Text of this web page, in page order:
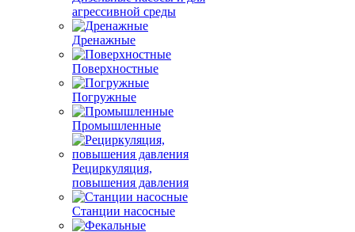
агрессивной среды
Дренажные
Поверхностные
Погружные
Промышленные
Рециркуляция,
повышения давления
Станции насосные